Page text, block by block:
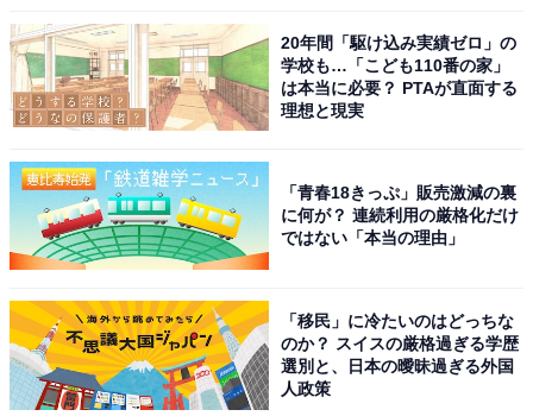
Sennheiser ゼンハイザー IE 100 PRO Black プロ用 モニ
タリングイヤホン カナル型 508940 有線 イヤホン イヤモ
ニ 国内正規品
ゼンハイザー「IE 200」
20年間「駆け込み実績ゼロ」の
学校も…「こども110番の家」
は本当に必要？ PTAが直面する
理想と現実
「青春18きっぷ」販売激減の裏
に何が？ 連続利用の厳格化だけ
ではない「本当の理由」
「移民」に冷たいのはどっちな
のか？ スイスの厳格過ぎる学歴
選別と、日本の曖昧過ぎる外国
人政策